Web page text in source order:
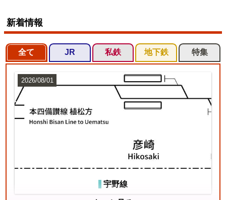
新着情報
全て JR 私鉄 地下鉄 特集
宇野線
2026/08/01